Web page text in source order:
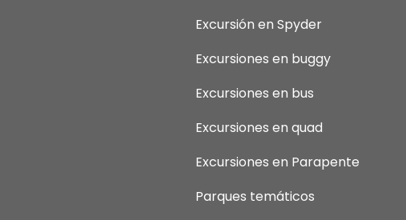
Excursión en Spyder
Excursiones en buggy
Excursiones en bus
Excursiones en quad
Excursiones en Parapente
Parques temáticos